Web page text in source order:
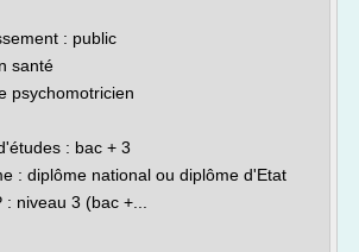
: public
santé
psychomotricien
: bac + 3
: diplôme national ou diplôme d'Etat
niveau 3 (bac +...